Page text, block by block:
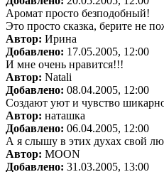
Аромат просто безподобный!
Это просто сказка, берите не
Автор: Ирина
Добавлено: 17.05.2005, 12:00
И мне очень нравится!!!
Автор: Natali
Добавлено: 08.04.2005, 12:00
Создают уют и чувство
Автор: наташка
Добавлено: 06.04.2005, 12:00
А я слышу в этих духах свой
Автор: MOON
Добавлено: 31.03.2005, 13:00